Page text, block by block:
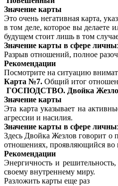
Значение карты
Это очень негативная карта,
в том деле, которое вы делаете
будущем стоит лишь в том
Значение карты в сфере
Разрыв отношений, полное
Рекомендации
Посмотрите на ситуацию
Карта №7. Общий итог
ГОСПОДСТВО. Двойка
Значение карты
Эта карта указывает на
агрессии и насилия.
Значение карты в сфере
Здесь Двойка Жезлов говорит о
отношениях, проявляющийся во
Рекомендации
Энергичность и
своему внутреннему миру.
Разложить карты еще раз